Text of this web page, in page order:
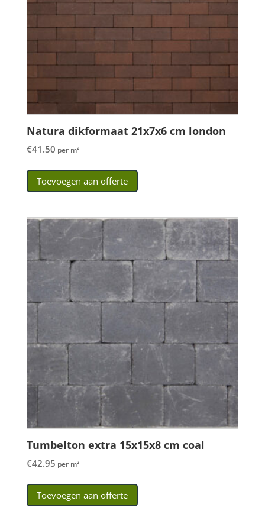
Natura dikformaat 21x7x6 cm london
€41.50 per m²
Toevoegen aan offerte
Tumbelton extra 15x15x8 cm coal
€42.95 per m²
Toevoegen aan offerte